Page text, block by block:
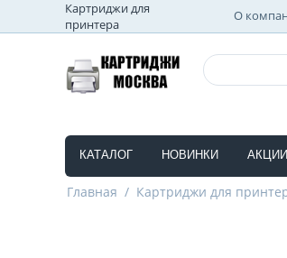
Картриджи для
принтера
О
КАТАЛОГ НОВИНКИ АКЦИИ
Главная / Картриджи для